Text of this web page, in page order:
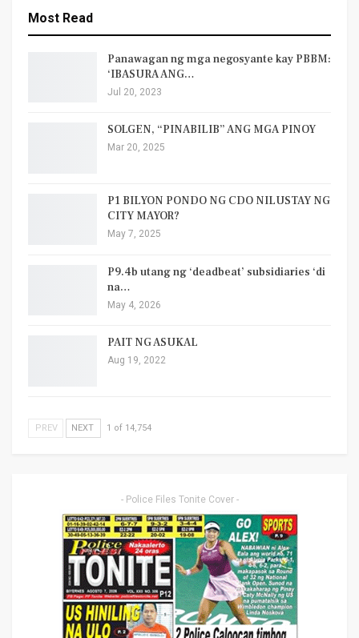
Most Read
Panawagan ng mga negosyante kay PBBM:
‘IBASURA ANG…
Jul 20, 2023
SOLGEN, “PINABILIB” ANG MGA PINOY
Mar 20, 2025
P1 BILYON PONDO NG CDO NILUSTAY NG
CITY MAYOR?
May 7, 2025
P9.4b utang ng ‘deadbeat’ subsidiaries ‘di
na…
May 4, 2026
PAIT NG ASUKAL
Aug 19, 2022
PREV NEXT 1 of 14,754
- Police Files Tonite Cover -